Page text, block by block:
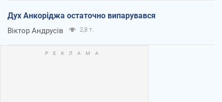
Дух Анкоріджа остаточно випарувався
Віктор Андрусів 2,8 т.